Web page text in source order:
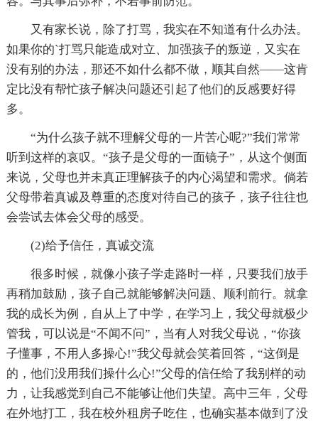
又有家长说，除了打骂，我实在不知道有什么办法。
如果你的`打骂只能造成对立、加强孩子的叛逆，又实在
没有别的办法，那还不如什么都不做，顺其自然——这肯
定比没有帮忙孩子解决问题还引起了他们的反感要好得
多。
“为什么孩子就不理解父母的一片苦心呢?”我们常常
听到这样的哀叹。“孩子是父母的一面镜子”，从这个侧面
来说，父母也并未真正理解孩子的内心渴望和需求。倘若
父母带着真诚及尊重的态度对待自己的孩子，孩子往往也
会尝试去体会父母的感受。
(2)给予信任，真诚交流
很多时候，就像小孩子学走路时一样，只要我们放手
再稍加鼓励，孩子自己就能够解决问题、顺利前行。就拿
我的成长为例，自从上了中学，在学习上，我父母就极少
管我，可以说是“不闻不问”，当有人对我父母说，“你孩
子懂事，不用人多操心!”我父母就会笑着回答，“这倒是
的，他们没用我们操什么心!”父母的信任给了我别样的动
力，让我感觉到自己不能够让他们失望。高中三年，父母
在外地打工，我在校外租房子吃住，也确实基本做到了没